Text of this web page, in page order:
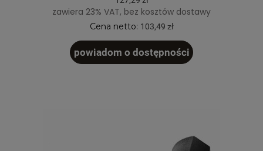
zawiera 23% VAT, bez kosztów dostawy
Cena netto: 103,49 zł
powiadom o dostępności